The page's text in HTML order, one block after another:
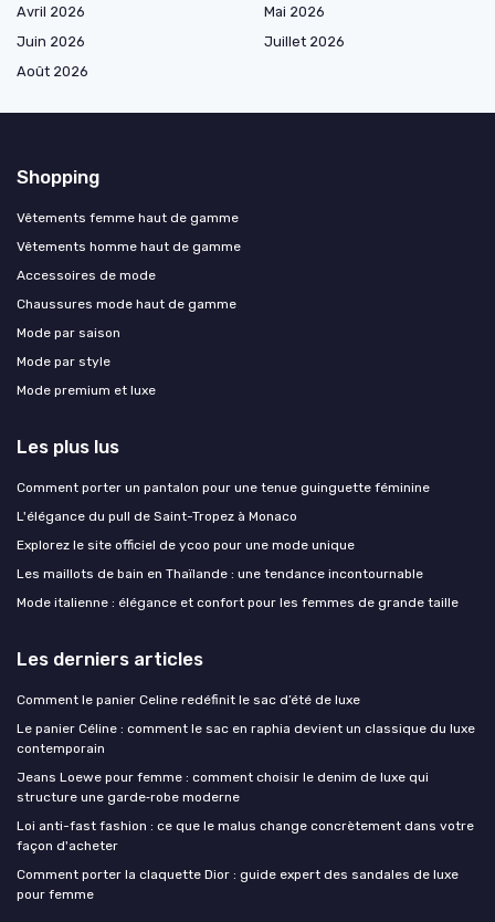
Avril 2026
Mai 2026
Juin 2026
Juillet 2026
Août 2026
Shopping
Vêtements femme haut de gamme
Vêtements homme haut de gamme
Accessoires de mode
Chaussures mode haut de gamme
Mode par saison
Mode par style
Mode premium et luxe
Les plus lus
Comment porter un pantalon pour une tenue guinguette féminine
L'élégance du pull de Saint-Tropez à Monaco
Explorez le site officiel de ycoo pour une mode unique
Les maillots de bain en Thaïlande : une tendance incontournable
Mode italienne : élégance et confort pour les femmes de grande taille
Les derniers articles
Comment le panier Celine redéfinit le sac d’été de luxe
Le panier Céline : comment le sac en raphia devient un classique du luxe
contemporain
Jeans Loewe pour femme : comment choisir le denim de luxe qui
structure une garde‑robe moderne
Loi anti-fast fashion : ce que le malus change concrètement dans votre
façon d'acheter
Comment porter la claquette Dior : guide expert des sandales de luxe
pour femme